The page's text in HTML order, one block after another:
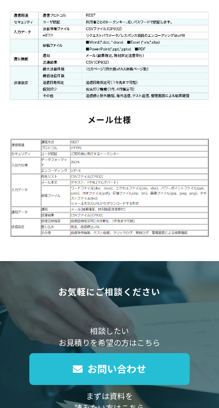
メール仕様
お気軽にご相談ください
相談したい
お見積りを希望の方はこちら
お問い合わせ
まずは資料を